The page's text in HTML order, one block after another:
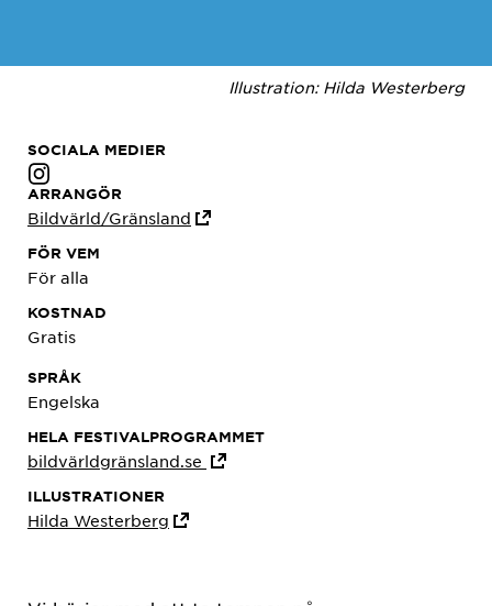
Illustration: Hilda Westerberg
SOCIALA MEDIER
ARRANGÖR
Bildvärld/Gränsland
FÖR VEM
För alla
KOSTNAD
Gratis
SPRÅK
Engelska
HELA FESTIVALPROGRAMMET
bildvärldgränsland.se
ILLUSTRATIONER
Hilda Westerberg